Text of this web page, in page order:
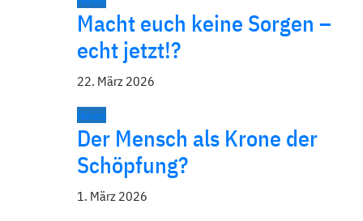
Macht euch keine Sorgen –
echt jetzt!?
22. März 2026
News
Der Mensch als Krone der
Schöpfung?
1. März 2026